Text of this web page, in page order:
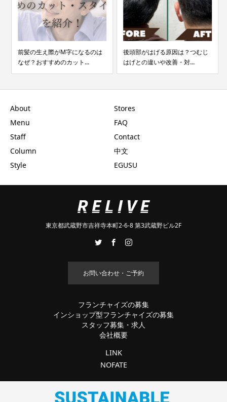
前髪の生え際がM字になるのは
なぜ？おすすめのカット...
後頭部がはげる原因は？つむじ
はげとの違いや改善・対...
About
Menu
Staff
Column
Style
Stores
FAQ
Contact
中文
EGUSU
東京都武蔵野市吉祥寺本町2-6-8 第3武蔵野ビル2F
お問い合わせ・ご予約
フランチャイズの募集
インショップ型フランチャイズの募集
スタッフ募集・求人
会社概要
LINK
NOFATE